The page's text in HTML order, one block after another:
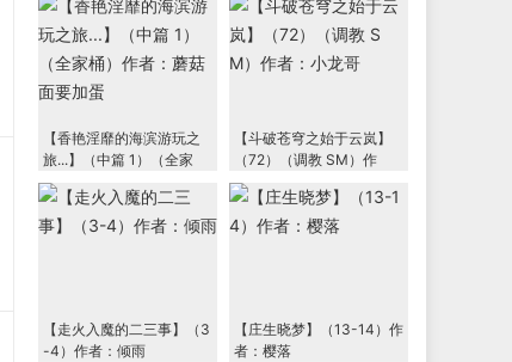
【香艳淫靡的海滨游玩之
旅...】（中篇 1）（全家
桶）作者：蘑菇面要加蛋
【斗破苍穹之始于云岚】
（72）（调教 SM）作
者：小龙哥
【走火入魔的二三事】（3
-4）作者：倾雨
【庄生晓梦】（13-14）作
者：樱落